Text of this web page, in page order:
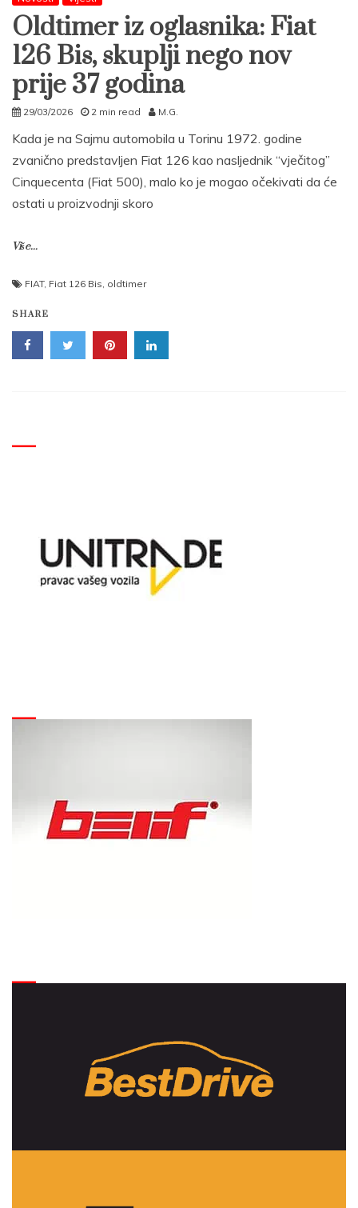
Oldtimer iz oglasnika: Fiat
126 Bis, skuplji nego nov
prije 37 godina
29/03/2026 2 min read M.G.
Kada je na Sajmu automobila u Torinu 1972. godine
zvanično predstavljen Fiat 126 kao nasljednik “vječitog”
Cinquecenta (Fiat 500), malo ko je mogao očekivati da će
ostati u proizvodnji skoro
Više...
FIAT, Fiat 126 Bis, oldtimer
SHARE